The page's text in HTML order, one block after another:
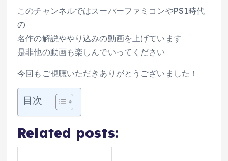
このチャンネルではスーパーファミコンやPS1時代
の
名作の解説ややり込みの動画を上げています
是非他の動画も楽しんでいってください
今回もご視聴いただきありがとうございました！
目次
Related posts: